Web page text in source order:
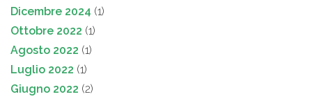
Dicembre 2024 (1)
Ottobre 2022 (1)
Agosto 2022 (1)
Luglio 2022 (1)
Giugno 2022 (2)